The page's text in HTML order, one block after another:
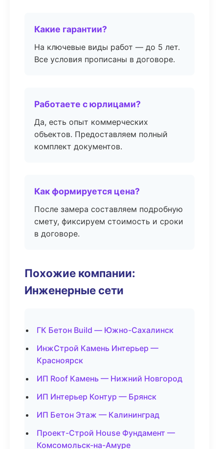
Какие гарантии?
На ключевые виды работ — до 5 лет.
Все условия прописаны в договоре.
Работаете с юрлицами?
Да, есть опыт коммерческих
объектов. Предоставляем полный
комплект документов.
Как формируется цена?
После замера составляем подробную
смету, фиксируем стоимость и сроки
в договоре.
Похожие компании:
Инженерные сети
ГК Бетон Build — Южно-Сахалинск
ИнжСтрой Камень Интерьер —
Красноярск
ИП Roof Камень — Нижний Новгород
ИП Интерьер Контур — Брянск
ИП Бетон Этаж — Калининград
Проект-Строй House Фундамент —
Комсомольск-на-Амуре